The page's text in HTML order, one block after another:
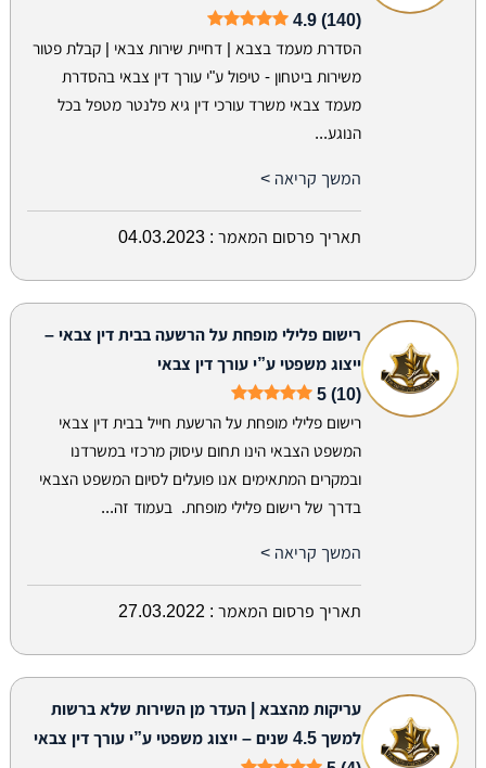
4.9 (140)
הסדרת מעמד בצבא | דחיית שירות צבאי | קבלת פטור
משירות ביטחון - טיפול ע"י עורך דין צבאי בהסדרת
מעמד צבאי משרד עורכי דין גיא פלנטר מטפל בכל
הנוגע...
המשך קריאה >
תאריך פרסום המאמר : 04.03.2023
רישום פלילי מופחת על הרשעה בבית דין צבאי –
ייצוג משפטי ע”י עורך דין צבאי
5 (10)
רישום פלילי מופחת על הרשעת חייל בבית דין צבאי
המשפט הצבאי הינו תחום עיסוק מרכזי במשרדנו
ובמקרים המתאימים אנו פועלים לסיום המשפט הצבאי
בדרך של רישום פלילי מופחת. בעמוד זה...
המשך קריאה >
תאריך פרסום המאמר : 27.03.2022
עריקות מהצבא | העדר מן השירות שלא ברשות
למשך 4.5 שנים – ייצוג משפטי ע”י עורך דין צבאי